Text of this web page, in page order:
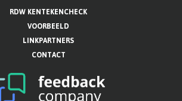
RDW KENTEKENCHECK
VOORBEELD
LINKPARTNERS
CONTACT